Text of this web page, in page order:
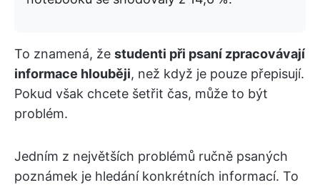
To znamená, že studenti při psaní zpracovávají
informace hlouběji, než když je pouze přepisují.
Pokud však chcete šetřit čas, může to být
problém.
Jedním z největších problémů ručně psaných
poznámek je hledání konkrétních informací. To